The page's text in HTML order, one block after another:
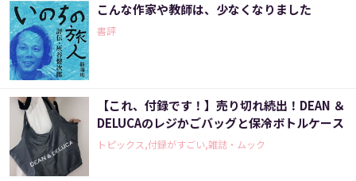
こんな作家や教師は、少なくなりました
書評
【これ、付録です！】売り切れ続出！DEAN ＆
DELUCAのレジかごバッグと保冷ボトルケース
トピックス,付録がすごい,雑誌・ムック